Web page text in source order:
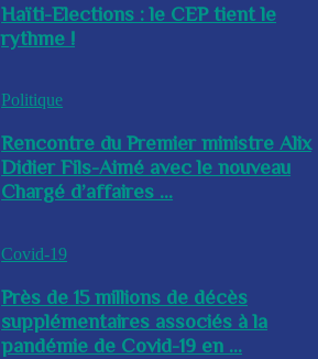
Haïti-Elections : le CEP tient le
rythme !
Politique
Rencontre du Premier ministre Alix
Didier Fils-Aimé avec le nouveau
Chargé d’affaires ...
Covid-19
Près de 15 millions de décès
supplémentaires associés à la
pandémie de Covid-19 en ...